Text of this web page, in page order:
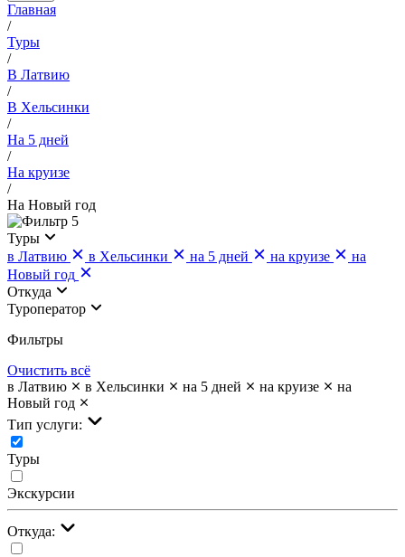
Главная
/
Туры
/
В Латвию
/
В Хельсинки
/
На 5 дней
/
На круизе
/
На Новый год
5
Туры
в Латвию
в Хельсинки на 5 дней на круизе
на
Новый год
Откуда
Туроператор
Фильтры
Очистить всё
в Латвию
в Хельсинки на 5 дней на круизе
на
Новый год
Тип услуги:
Туры
Экскурсии
Откуда: